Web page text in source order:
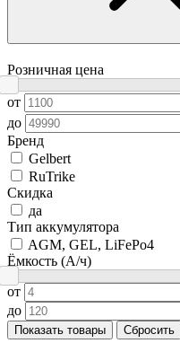
Розничная цена
от
до
Бренд
Gelbert
RuTrike
Скидка
да
Тип аккумулятора
AGM, GEL, LiFePo4
Ёмкость (А/ч)
от
до
Показать товары Сбросить